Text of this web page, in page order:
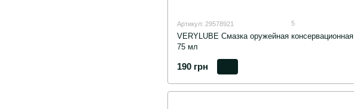
Артикул: 29578921 5
VERYLUBE Смазка оружейная консервационная
75 мл
190 грн